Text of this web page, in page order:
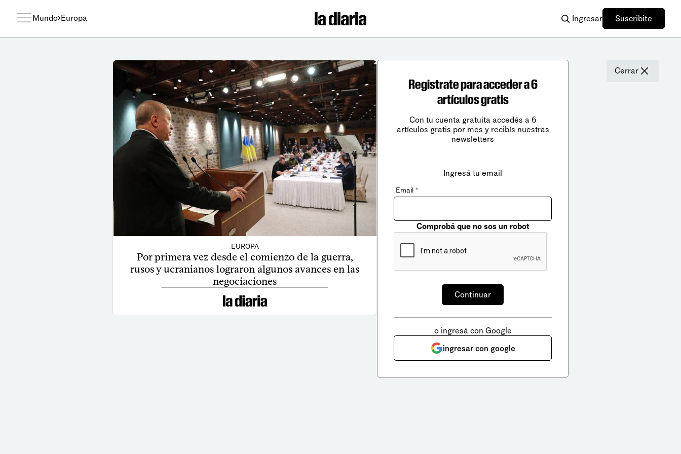
Mundo Europa Ingresar Suscribite
EUROPA
Por primera vez desde el comienzo de la guerra,
rusos y ucranianos lograron algunos avances en las
negociaciones
Cerrar
Registrate para acceder a 6
artículos gratis
Con tu cuenta gratuita accedés a 6
artículos gratis por mes y recibís nuestras
newsletters
Ingresá tu email
Email *
Comprobá que no sos un robot
o ingresá con Google
ingresar con google